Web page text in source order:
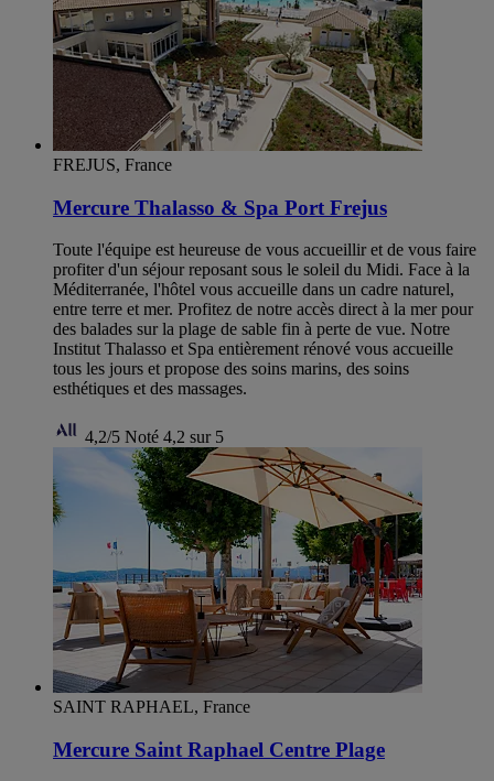
FREJUS, France
Mercure Thalasso & Spa Port Frejus
Toute l'équipe est heureuse de vous accueillir et de vous faire
profiter d'un séjour reposant sous le soleil du Midi. Face à la
Méditerranée, l'hôtel vous accueille dans un cadre naturel,
entre terre et mer. Profitez de notre accès direct à la mer pour
des balades sur la plage de sable fin à perte de vue. Notre
Institut Thalasso et Spa entièrement rénové vous accueille
tous les jours et propose des soins marins, des soins
esthétiques et des massages.
4,2/5 Noté 4,2 sur 5
SAINT RAPHAEL, France
Mercure Saint Raphael Centre Plage